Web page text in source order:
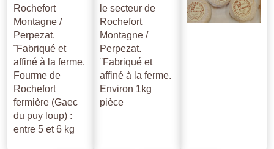
Rochefort
Montagne /
Perpezat.
¨Fabriqué et
affiné à la ferme.
Fourme de
Rochefort
fermière (Gaec
du puy loup) :
entre 5 et 6 kg
le secteur de
Rochefort
Montagne /
Perpezat.
¨Fabriqué et
affiné à la ferme.
Environ 1kg
pièce